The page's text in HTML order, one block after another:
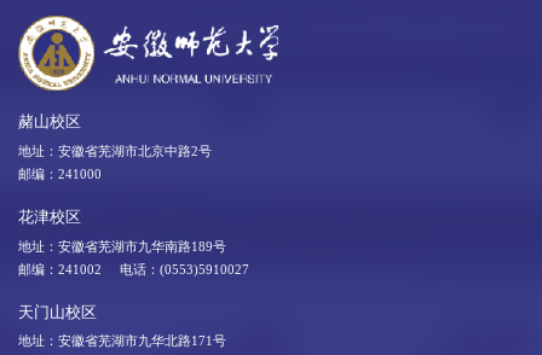
赭山校区
地址：安徽省芜湖市北京中路2号
邮编：241000
花津校区
地址：安徽省芜湖市九华南路189号
邮编：241002 电话：(0553)5910027
天门山校区
地址：安徽省芜湖市九华北路171号